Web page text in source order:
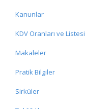
Kanunlar
KDV Oranları ve Listesi
Makaleler
Pratik Bilgiler
Sirküler